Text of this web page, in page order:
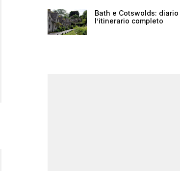
Bath e Cotswolds:
l’itinerario completo